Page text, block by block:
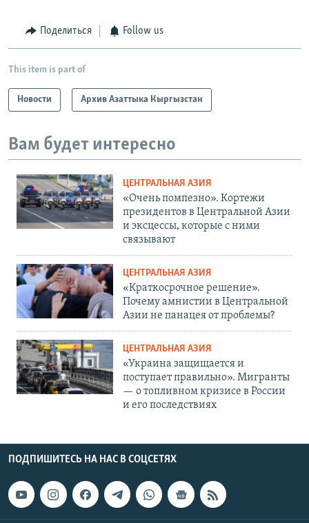
Поделиться Follow us
This item is part of
Новости Архив Азаттыка Кыргызстан
Вам будет интересно
ЦЕНТРАЛЬНАЯ АЗИЯ
«Очень помпезно». Кортежи
президентов в Центральной Азии
и эксцессы, которые с ними
связывают
ЦЕНТРАЛЬНАЯ АЗИЯ
«Краткосрочное решение».
Почему амнистии в Центральной
Азии не панацея от проблемы?
ЦЕНТРАЛЬНАЯ АЗИЯ
«Украина защищается и
поступает правильно». Мигранты
— о топливном кризисе в России
и его последствиях
ПОДПИШИТЕСЬ НА НАС В СОЦСЕТЯХ